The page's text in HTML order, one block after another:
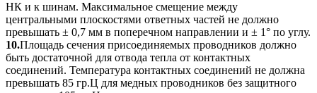
НК и к шинам. Максимальное смещение между
центральными плоскостями ответных частей не должно
превышать ± 0,7 мм в поперечном направлении и ± 1° по углу.
10.Площадь сечения присоединяемых проводников должно
быть достаточной для отвода тепла от контактных
соединений. Температура контактных соединений не должна
превышать 85 гр.Ц для медных проводников без защитного